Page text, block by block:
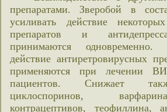
препаратами. Зверобой в
усиливать действие
препаратов и
принимаются
действие антиретровирусных
применяются при лечении
пациентов. Снижает
циклоспоринов,
контрацептивов, теофиллина,